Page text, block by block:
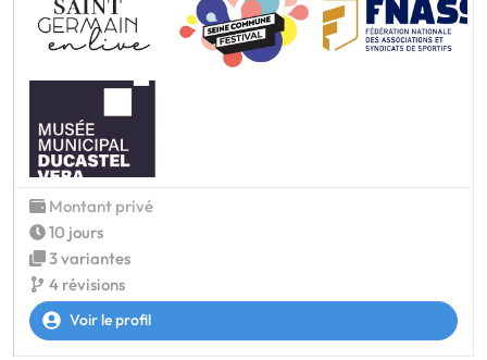
Montant privé
10 jours
3 variantes
4 révisions
Voir le profil